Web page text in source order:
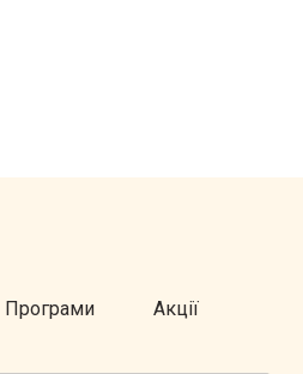
Програми Акції